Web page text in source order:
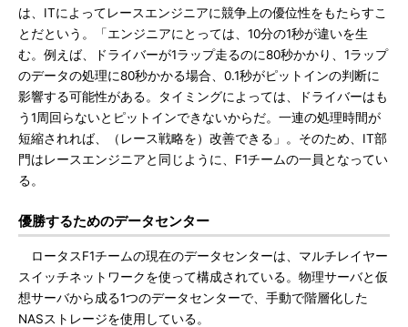
は、ITによってレースエンジニアに競争上の優位性をもたらすこ
とだという。「エンジニアにとっては、10分の1秒が違いを生
む。例えば、ドライバーが1ラップ走るのに80秒かかり、1ラップ
のデータの処理に80秒かかる場合、0.1秒がピットインの判断に
影響する可能性がある。タイミングによっては、ドライバーはも
う1周回らないとピットインできないからだ。一連の処理時間が
短縮されれば、（レース戦略を）改善できる」。そのため、IT部
門はレースエンジニアと同じように、F1チームの一員となってい
る。
優勝するためのデータセンター
ロータスF1チームの現在のデータセンターは、マルチレイヤー
スイッチネットワークを使って構成されている。物理サーバと仮
想サーバから成る1つのデータセンターで、手動で階層化した
NASストレージを使用している。